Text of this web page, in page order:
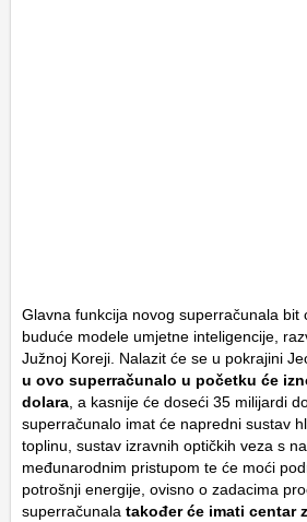
Glavna funkcija novog superračunala bit
buduće modele umjetne inteligencije,
Južnoj Koreji. Nalazit će se u pokrajini
u ovo superračunalo u početku će
dolara , a kasnije će doseći 35 milijardi
superračunalo imat će napredni sustav
toplinu, sustav izravnih optičkih veza s
međunarodnim pristupom te će moći
potrošnji energije, ovisno o zadacima
superračunala također će imati centar